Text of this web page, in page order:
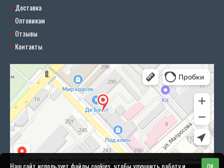
Доставка
Оптовикам
Отзывы
Контакты
Наш сайт использует файлы cookies, чтобы улучшить работу и